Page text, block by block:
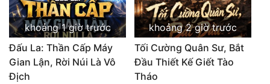
khoảng 1 giờ trước
Đấu La: Thần Cấp Máy
Gian Lận, Rời Núi Là Vô
Địch
khoảng 2 giờ trước
Tối Cường Quân Sư, Bắt
Đầu Thiết Kế Giết Tào
Tháo